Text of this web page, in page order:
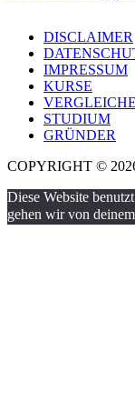
DISCLAIMER
IMPRESSUM
KURSE
VERGLEICHE
STUDIUM
GRÜNDER
COPYRIGHT ©
Diese Website
gehen wir von